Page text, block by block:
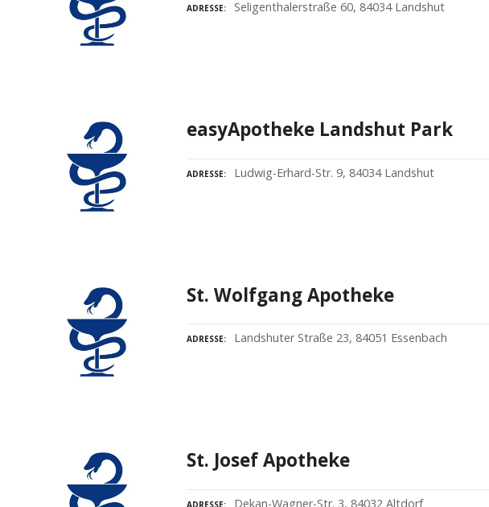
ADRESSE Seligenthalerstraße 60, 84034 Landshut
easyApotheke Landshut Park
ADRESSE Ludwig-Erhard-Str. 9, 84034 Landshut
St. Wolfgang Apotheke
ADRESSE Landshuter Straße 23, 84051 Essenbach
St. Josef Apotheke
ADRESSE Dekan-Wagner-Str. 3, 84032 Altdorf